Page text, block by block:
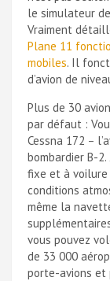
le simulateur
Vraiment
Plane 11
mobiles. Il
d’avion de
Plus de 30
par défaut :
Cessna 172 –
bombardier B-
fixe et à voilure
conditions
même la
vous pouvez
de 33 000
porte-avions et